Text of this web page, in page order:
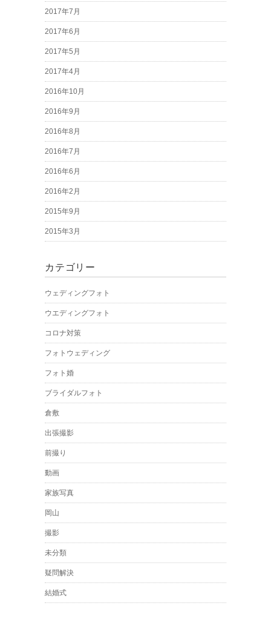
2017年7月
2017年6月
2017年5月
2017年4月
2016年10月
2016年9月
2016年8月
2016年7月
2016年6月
2016年2月
2015年9月
2015年3月
カテゴリー
ウェディングフォト
ウエディングフォト
コロナ対策
フォトウェディング
フォト婚
ブライダルフォト
倉敷
出張撮影
前撮り
動画
家族写真
岡山
撮影
未分類
疑問解決
結婚式